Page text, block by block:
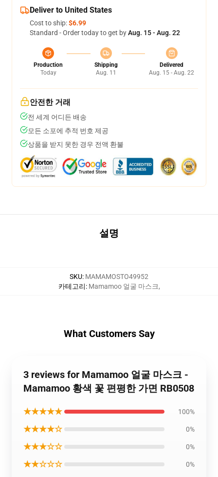
Deliver to United States
Cost to ship:$6.99
Standard - Order today to get byAug. 15 - Aug. 22
Production
Today
Shipping
Aug. 11
Delivered
Aug. 15 - Aug. 22
안전한 거래
전 세계 어디든 배송
모든 소포에 추적 번호 제공
상품을 받지 못한 경우 전액 환불
설명
SKU: MAMAMOSTO49952
카테고리: Mamamoo 얼굴 마스크,
What Customers Say
3 reviews for Mamamoo 얼굴 마스크 -
Mamamoo 황색 꽃 편평한 가면 RB0508
★★★★★ 100%
★★★★☆ 0%
★★★☆☆ 0%
★★☆☆☆ 0%